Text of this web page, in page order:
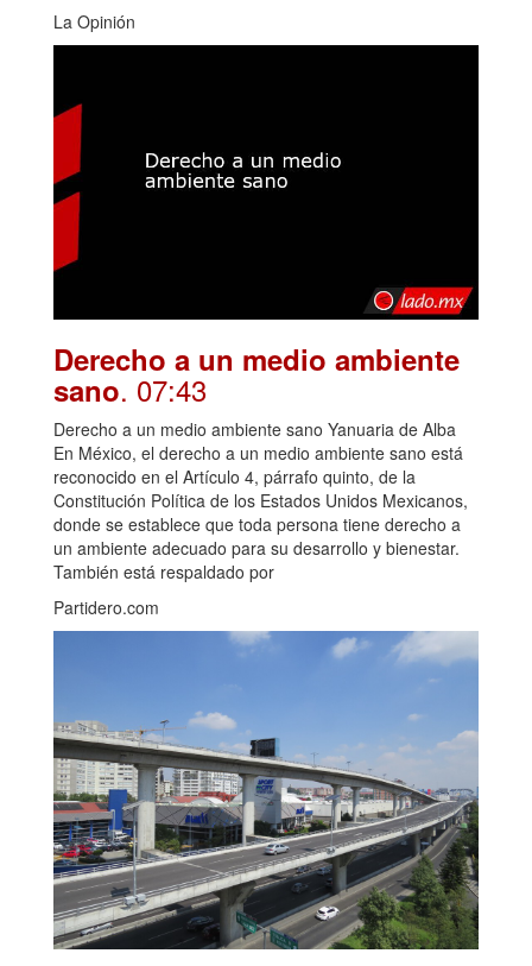
La Opinión
Derecho a un medio ambiente
sano. 07:43
Derecho a un medio ambiente sano Yanuaria de Alba
En México, el derecho a un medio ambiente sano está
reconocido en el Artículo 4, párrafo quinto, de la
Constitución Política de los Estados Unidos Mexicanos,
donde se establece que toda persona tiene derecho a
un ambiente adecuado para su desarrollo y bienestar.
También está respaldado por
Partidero.com